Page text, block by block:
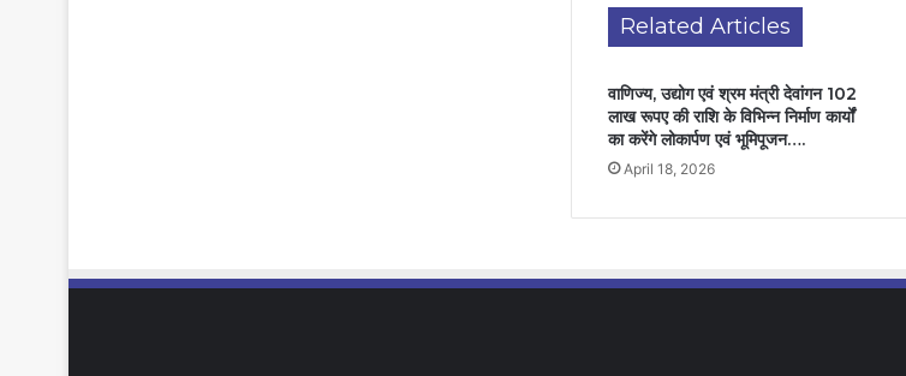
Related Articles
वाणिज्य, उद्योग एवं श्रम मंत्री देवांगन 102
लाख रूपए की राशि के विभिन्न निर्माण कार्यों
का करेंगे लोकार्पण एवं भूमिपूजन….
April 18, 2026